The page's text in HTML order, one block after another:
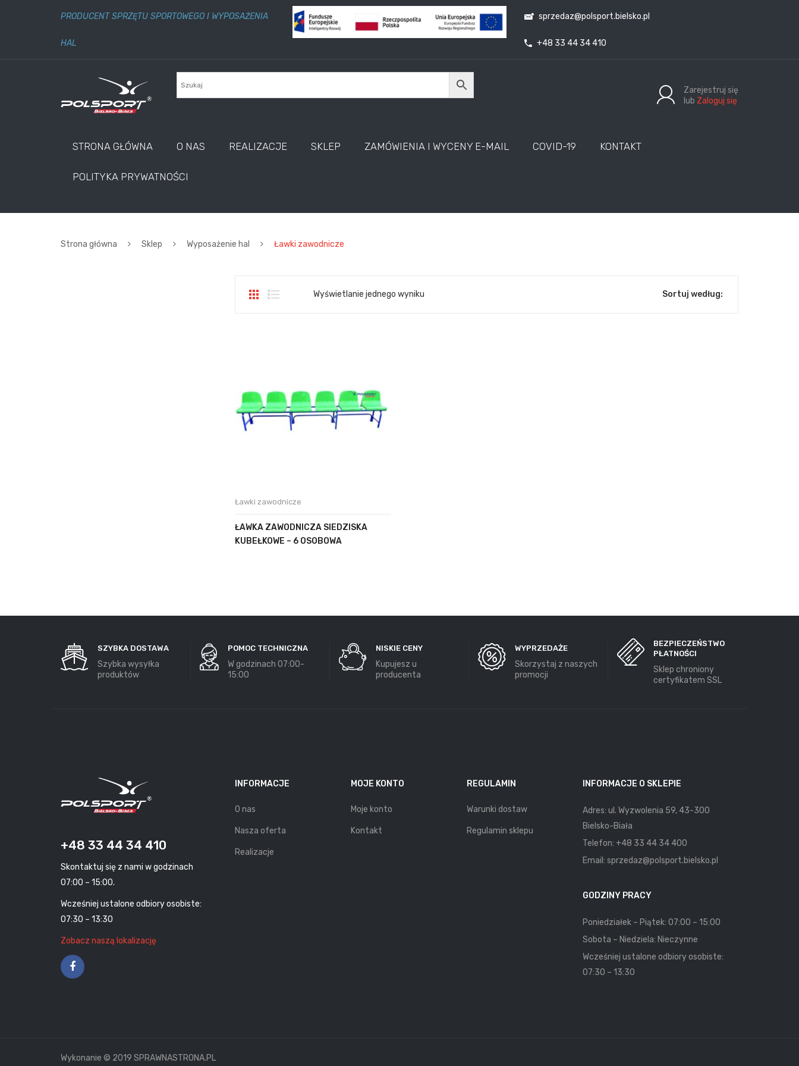
PRODUCENT SPRZĘTU SPORTOWEGO I WYPOSAŻENIA
HAL
sprzedaz@polsport.bielsko.pl
+48 33 44 34 410
Zarejestruj się
lub Zaloguj się
STRONA GŁÓWNA O NAS REALIZACJE SKLEP ZAMÓWIENIA I WYCENY E-MAIL COVID-19 KONTAKT
POLITYKA PRYWATNOŚCI
Strona główna Sklep Wyposażenie hal Ławki zawodnicze
Wyświetlanie jednego wyniku Sortuj według:
Ławki zawodnicze
ŁAWKA ZAWODNICZA SIEDZISKA
KUBEŁKOWE – 6 OSOBOWA
SZYBKA DOSTAWA
Szybka wysyłka
produktów
POMOC TECHNICZNA
W godzinach 07:00-
15:00
NISKIE CENY
Kupujesz u
producenta
WYPRZEDAŻE
Skorzystaj z naszych
promocji
BEZPIECZEŃSTWO
PŁATNOŚCI
Sklep chroniony
certyfikatem SSL
+48 33 44 34 410
Skontaktuj się z nami w godzinach
07:00 – 15:00.
Wcześniej ustalone odbiory osobiste:
07:30 – 13:30
Zobacz naszą lokalizację
INFORMACJE
O nas
Nasza oferta
Realizacje
MOJE KONTO
Moje konto
Kontakt
REGULAMIN
Warunki dostaw
Regulamin sklepu
INFORMACJE O SKLEPIE
Adres: ul. Wyzwolenia 59, 43-300
Bielsko-Biała
Telefon: +48 33 44 34 400
Email: sprzedaz@polsport.bielsko.pl
GODZINY PRACY
Poniedziałek – Piątek: 07:00 – 15:00
Sobota – Niedziela: Nieczynne
Wcześniej ustalone odbiory osobiste:
07:30 – 13:30
Wykonanie © 2019 SPRAWNASTRONA.PL